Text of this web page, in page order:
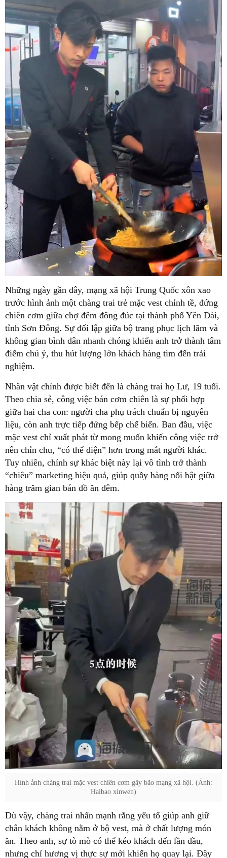
Những ngày gần đây, mạng xã hội Trung Quốc xôn xao
trước hình ảnh một chàng trai trẻ mặc vest chỉnh tề, đứng
chiên cơm giữa chợ đêm đông đúc tại thành phố Yên Đài,
tỉnh Sơn Đông. Sự đối lập giữa bộ trang phục lịch lãm và
không gian bình dân nhanh chóng khiến anh trở thành tâm
điểm chú ý, thu hút lượng lớn khách hàng tìm đến trải
nghiệm.
Nhân vật chính được biết đến là chàng trai họ Lư, 19 tuổi.
Theo chia sẻ, công việc bán cơm chiên là sự phối hợp
giữa hai cha con: người cha phụ trách chuẩn bị nguyên
liệu, còn anh trực tiếp đứng bếp chế biến. Ban đầu, việc
mặc vest chỉ xuất phát từ mong muốn khiến công việc trở
nên chỉn chu, “có thể diện” hơn trong mắt người khác.
Tuy nhiên, chính sự khác biệt này lại vô tình trở thành
“chiêu” marketing hiệu quả, giúp quầy hàng nổi bật giữa
hàng trăm gian bán đồ ăn đêm.
Hình ảnh chàng trai mặc vest chiên cơm gây bão mạng xã hội. (Ảnh:
Haibao xinwen)
Dù vậy, chàng trai nhấn mạnh rằng yếu tố giúp anh giữ
chân khách không nằm ở bộ vest, mà ở chất lượng món
ăn. Theo anh, sự tò mò có thể kéo khách đến lần đầu,
nhưng chỉ hương vị thực sự mới khiến họ quay lại. Đây